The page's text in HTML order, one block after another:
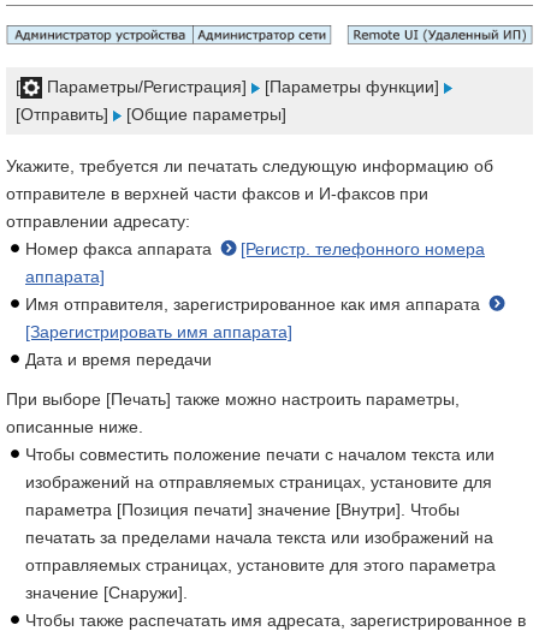
[ Параметры/Регистрация]
[Параметры функции]
[Отправить]
[Общие параметры]
Укажите, требуется ли печатать следующую информацию об
отправителе в верхней части факсов и И-факсов при
отправлении адресату:
Номер факса аппарата
[Регистр. телефонного номера
аппарата]
Имя отправителя, зарегистрированное как имя аппарата
[Зарегистрировать имя аппарата]
Дата и время передачи
При выборе [Печать] также можно настроить параметры,
описанные ниже.
Чтобы совместить положение печати с началом текста или
изображений на отправляемых страницах, установите для
параметра [Позиция печати] значение [Внутри]. Чтобы
печатать за пределами начала текста или изображений на
отправляемых страницах, установите для этого параметра
значение [Снаружи].
Чтобы также распечатать имя адресата, зарегистрированное в